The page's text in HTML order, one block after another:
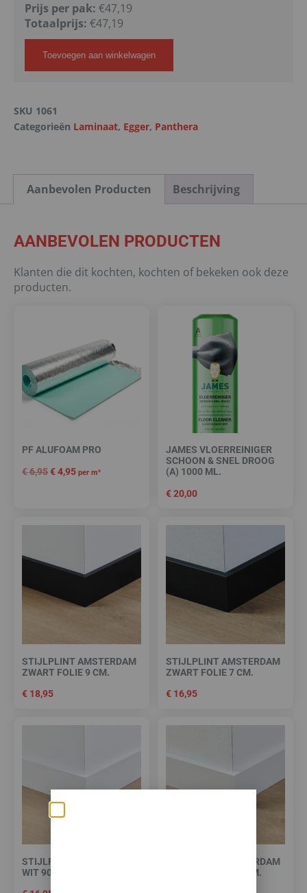
Prijs per pak: €47,19
Totaalprijs: €47,19
Toevoegen aan winkelwagen
SKU 1061
Categorieën Laminaat, Egger, Panthera
Aanbevolen Producten Beschrijving
AANBEVOLEN PRODUCTEN
Klanten die dit kochten, kochten of bekeken ook deze
producten.
PF ALUFOAM PRO
€6,95€4,95 per m²
JAMES VLOERREINIGER
SCHOON & SNEL DROOG
(A) 1000 ML.
€20,00
STIJLPLINT AMSTERDAM
ZWART FOLIE 9 CM.
€ 18,95
STIJLPLINT AMSTERDAM
ZWART FOLIE 7 CM.
€ 16,95
STIJLPLINT AMSTERDAM
WIT 9010 FOLIE 9 CM.
STIJLPLINT AMSTERDAM
WIT 9010 FOLIE 7 CM.